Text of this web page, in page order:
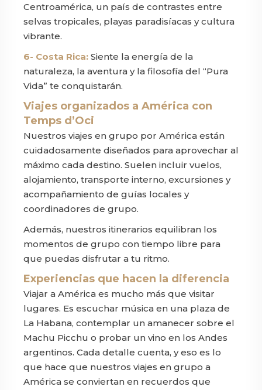
Centroamérica, un país de contrastes entre
selvas tropicales, playas paradisíacas y cultura
vibrante.
6- Costa Rica: Siente la energía de la
naturaleza, la aventura y la filosofía del “Pura
Vida” te conquistarán.
Viajes organizados a América con
Temps d’Oci
Nuestros viajes en grupo por América están
cuidadosamente diseñados para aprovechar al
máximo cada destino. Suelen incluir vuelos,
alojamiento, transporte interno, excursiones y
acompañamiento de guías locales y
coordinadores de grupo.
Además, nuestros itinerarios equilibran los
momentos de grupo con tiempo libre para
que puedas disfrutar a tu ritmo.
Experiencias que hacen la diferencia
Viajar a América es mucho más que visitar
lugares. Es escuchar música en una plaza de
La Habana, contemplar un amanecer sobre el
Machu Picchu o probar un vino en los Andes
argentinos. Cada detalle cuenta, y eso es lo
que hace que nuestros viajes en grupo a
América se conviertan en recuerdos que